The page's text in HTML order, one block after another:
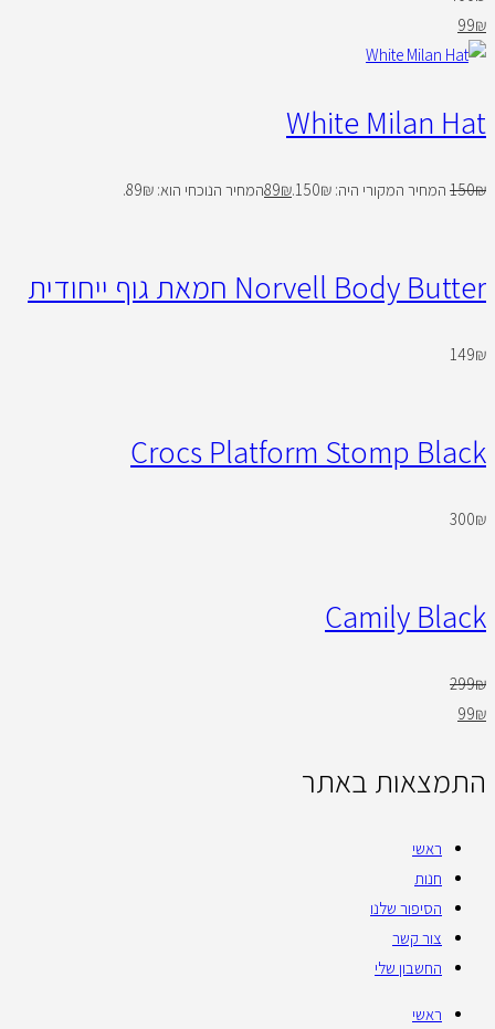
99₪
White Milan Hat
150₪ המחיר המקורי היה: 150₪. 89₪ המחיר הנוכחי הוא: 89₪.
Norvell Body Butter חמאת גוף ייחודית
149₪
Crocs Platform Stomp Black
300₪
Camily Black
299₪
99₪
התמצאות באתר
ראשי
חנות
הסיפור שלנו
צור קשר
החשבון שלי
ראשי